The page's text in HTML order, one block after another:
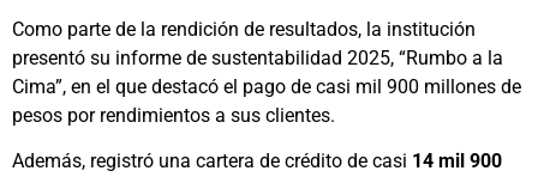
Como parte de la rendición de resultados, la institución
presentó su informe de sustentabilidad 2025, “Rumbo a la
Cima”, en el que destacó el pago de casi mil 900 millones de
pesos por rendimientos a sus clientes.
Además, registró una cartera de crédito de casi 14 mil 900